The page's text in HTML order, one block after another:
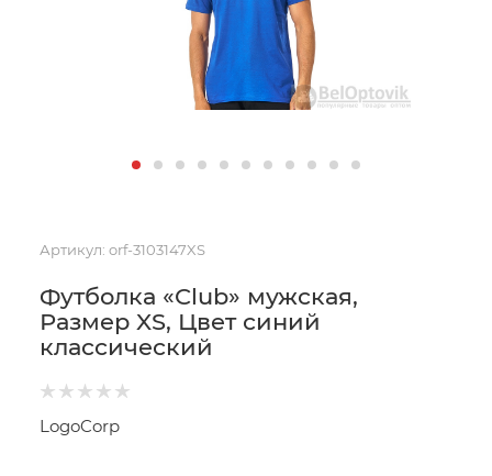
Артикул: orf-3103147XS
Футболка «Club» мужская,
Размер XS, Цвет синий
классический
LogoCorp